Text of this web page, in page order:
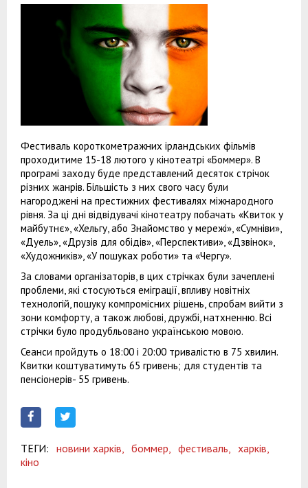
Фестиваль короткометражних ірландських фільмів
проходитиме 15-18 лютого у кінотеатрі «Боммер». В
програмі заходу буде представлений десяток стрічок
різних жанрів. Більшість з них свого часу були
нагороджені на престижних фестивалях міжнародного
рівня. За ці дні відвідувачі кінотеатру побачать «Квиток у
майбутнє», «Хельгу, або Знайомство у мережі», «Сумніви»,
«Дуель», «Друзів для обідів», «Перспективи», «Дзвінок»,
«Художників», «У пошуках роботи» та «Чергу».
За словами організаторів, в цих стрічках були зачеплені
проблеми, які стосуються еміграції, впливу новітніх
технологій, пошуку компромісних рішень, спробам вийти з
зони комфорту, а також любові, дружбі, натхненню. Всі
стрічки було продубльовано українською мовою.
Сеанси пройдуть о 18:00 і 20:00 тривалістю в 75 хвилин.
Квитки коштуватимуть 65 гривень; для студентів та
пенсіонерів- 55 гривень.
ТЕГИ: новини харків, боммер, фестиваль,
харків,
кіно